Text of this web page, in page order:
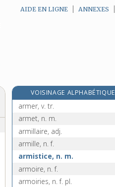
AIDE EN LIGNE ANNEXES
VOISINAGE ALPHABÉTIQUE
arménien, -ienne, adj. et n.
armer, v. tr.
armet, n. m.
armillaire, adj.
armille, n. f.
armistice, n. m.
armoire, n. f.
armoiries, n. f. pl.